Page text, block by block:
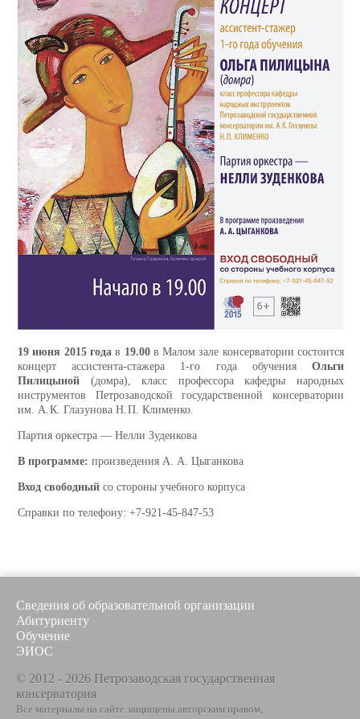
19 июня 2015 годав 19.00в Малом зале консерватории состоится
концерт ассистента-стажера 1-го года обучения Ольги
Пилицыной (домра), класс профессора кафедры народных
инструментов Петрозаводской государственной консерватории
им. А. К. Глазунова Н. П. Клименко.
Партия оркестра — Нелли Зуденкова
В программе: произведения А. А. Цыганкова
Вход свободный со стороны учебного корпуса
Справки по телефону: +7-921-45-847-53
Сведения об образовательной организации
Абитуриенту
Обучение
ЭИОС
© 2012 - 2026 Петрозаводская государственная
консерватория
Все материалы на сайте защищены авторским правом,